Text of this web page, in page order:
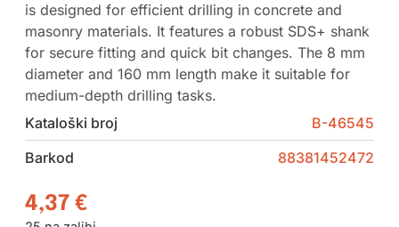
is designed for efficient drilling in concrete and
masonry materials. It features a robust SDS+ shank
for secure fitting and quick bit changes. The 8 mm
diameter and 160 mm length make it suitable for
medium-depth drilling tasks.
Kataloški broj
B-46545
Barkod
88381452472
4,37 €